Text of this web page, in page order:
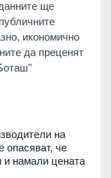
ще
икономично
да преценят
на
опасяват, че
намали цената